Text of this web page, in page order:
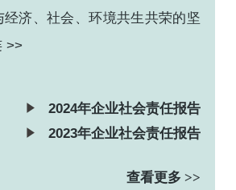
济、社会、环境共生共荣的坚
>>
2024年企业社会责任报告
2023年企业社会责任报告
查看更多 >>